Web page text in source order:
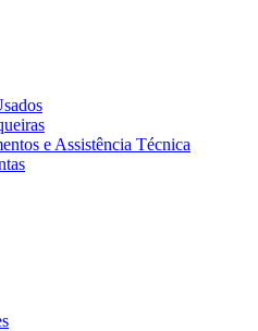
e Assistência Técnica